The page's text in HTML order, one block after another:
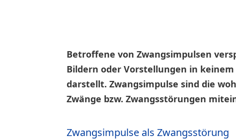
Betroffene von Zwangsimpulsen
Bildern oder Vorstellungen in
darstellt. Zwangsimpulse sind die
Zwänge bzw. Zwangsstörungen
Zwangsimpulse als Zwangsstörung